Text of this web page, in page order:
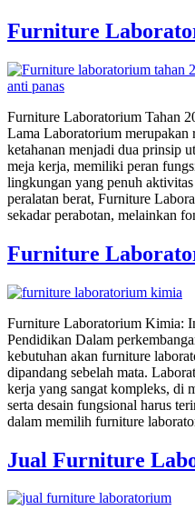
Furniture
Furniture Laboratorium Tahan
Lama Laboratorium merupakan
ketahanan menjadi dua prinsip
meja kerja, memiliki peran
lingkungan yang penuh
peralatan berat, Furniture
sekadar perabotan, melainkan
Furniture
Furniture Laboratorium Kimia:
Pendidikan Dalam
kebutuhan akan furniture
dipandang sebelah mata.
kerja yang sangat kompleks, di
serta desain fungsional harus
dalam memilih furniture
Jual Furniture